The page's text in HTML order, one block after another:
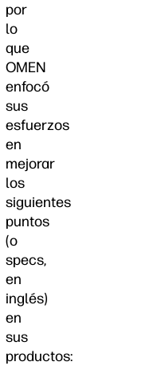
por
lo
que
OMEN
enfocó
sus
esfuerzos
en
mejorar
los
siguientes
puntos
(o
specs,
en
inglés)
en
sus
productos: